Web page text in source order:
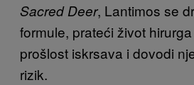
Sacred Deer, Lantimos se
formule, prateći život
prošlost iskrsava i dovodi
rizik.